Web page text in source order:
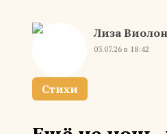
Лиза
03.07.26 в 18:42
Стихи